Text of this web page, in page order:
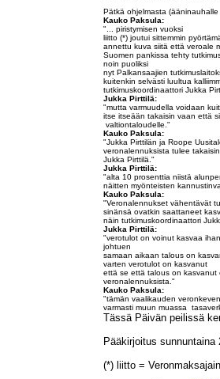
Pätkä ohjelmasta
Kauko Paksula:
"... piristymisen vuoksi
liitto (*) joutui sittemmin
annettu kuva siitä että veroale
Suomen pankissa tehty
noin puoliksi
nyt Palkansaajien
kuitenkin selvästi luultua
tutkimuskoordinaattori Jukka
Jukka Pirttilä:
"mutta varmuudella voidaan
itse itseään takaisin vaan että
valtiontaloudelle."
Kauko Paksula:
"Jukka Pirttilän ja Roope
veronalennuksista tulee
Jukka Pirttilä."
Jukka Pirttilä:
"alta 10 prosenttia niistä
näitten myönteisten
Kauko Paksula:
"Veronalennukset vähentävät
sinänsä ovatkin saattaneet
näin tutkimuskoordinaattori
Jukka Pirttilä:
"verotulot on voinut kasvaa
johtuen
samaan aikaan talous on
varten verotulot on kasvanut
että se että talous on kasvanut
veronalennuksista."
Kauko Paksula:
"tämän vaalikauden
varmasti muun muassa
Tässä Päivän peilissä
Pääkirjoitus sunnuntaina
(*) liitto =